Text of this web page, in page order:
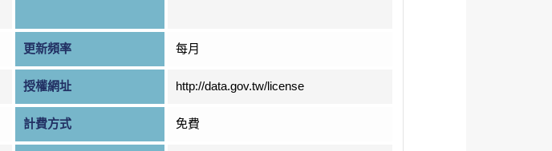
更新頻率 每月
授權網址 http://data.gov.tw/license
計費方式 免費